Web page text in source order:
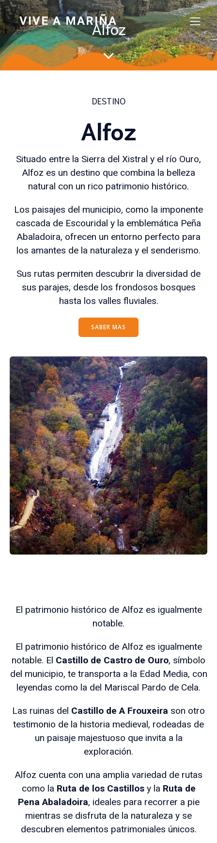
VIVE A MARIÑA
Alfoz
DESTINO
Alfoz
Situado entre la Sierra del Xistral y el río Ouro,
Alfoz es un destino que combina la belleza
natural con un rico patrimonio histórico.
Los paisajes del municipio, como la imponente
cascada de Escouridal y la emblemática Peña
Abaladoira, ofrecen un entorno perfecto para
los amantes de la naturaleza y el senderismo.
Sus rutas permiten descubrir la diversidad de
sus parajes, desde los frondosos bosques
hasta los valles fluviales.
SABER MAS
El patrimonio histórico de Alfoz es igualmente
notable.
El patrimonio histórico de Alfoz es igualmente
notable. El Castillo de Castro de Ouro, símbolo
del municipio, te transporta a la Edad Media, con
leyendas como la del Mariscal Pardo de Cela.
Las ruinas del Castillo de A Frouxeira son otro
testimonio de la historia medieval, rodeadas de
un paisaje majestuoso que invita a la
exploración.
Alfoz cuenta con una amplia variedad de rutas
como la Ruta de los Castillosy la Ruta de
Pena Abaladoira, ideales para recorrer a pie
mientras se disfruta de la naturaleza y se
descubren elementos patrimoniales únicos.